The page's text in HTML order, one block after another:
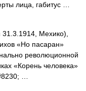
лица, габитус …
Мехико),
«Но пасаран»
революционной
«Корень человека»
…